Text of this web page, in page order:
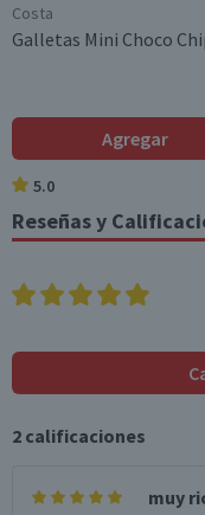
Grasas trans (g)
Hidratos de Carbon
o disponibles (g)
Azúcares totales
(g)
*Ingesta de referencia
Costa
Galletas Mini Choco
Agregar
5.0
Reseñas y
2 calificaciones
muy